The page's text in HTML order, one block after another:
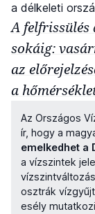
a délkeleti
A
sokáig:
az
a
Az Országos
ír, hogy a
emelkedhet a
a vízszintek
osztrák
esély